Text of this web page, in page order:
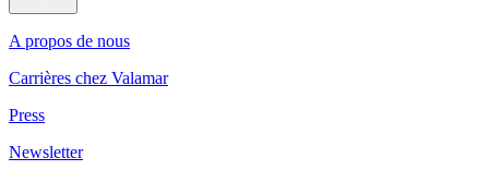
A propos de nous
Carrières chez Valamar
Press
Newsletter